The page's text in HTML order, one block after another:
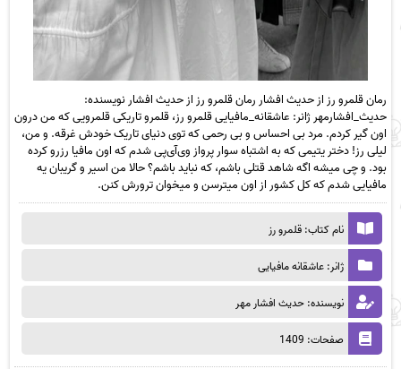
رمان قلمرو رز از حدیث افشار رمان قلمرو رز از حدیث افشار نویسنده:
حدیث_افشارمهر ژانر: عاشقانه_مافیایی قلمرو رز، قلمرو تاریکی قلمرویی که من درون
اون گیر کردم. مرد بی احساس و بی رحمی که توی دنیای تاریک خودش غرقه. و من،
لیلی رز! دختر یتیمی که به اشتباه سوار پرواز وی‌آی‌پی شدم که اون مافیا رزرو کرده
بود. و چی میشه اگه شاهد قتلی باشم، که نباید باشم؟ حالا من اسیر و گریبان یه
مافیایی شدم که کل کشور از اون میترسن و میخوان ترورش کنن.
نام کتاب: قلمرو رز
ژانر: عاشقانه مافیایی
نویسنده: حدیث افشار مهر
صفحات: 1409